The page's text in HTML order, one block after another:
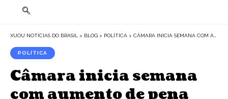
XUOU NOTÍCIAS DO BRASIL > BLOG > POLÍTICA > CÂMARA INICIA SEMANA COM AUMENTO DE PENA PARA INCÊNDIOS E PORTE DE ARMAS DE USO IRRESTRITO
POLÍTICA
Câmara inicia semana
com aumento de pena